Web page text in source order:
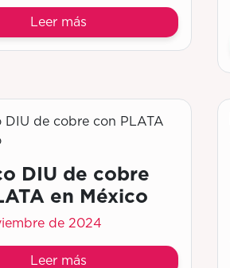
Leer más
DIU de cobre
en México
de 2024
Leer más